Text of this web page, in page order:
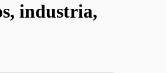
industria,